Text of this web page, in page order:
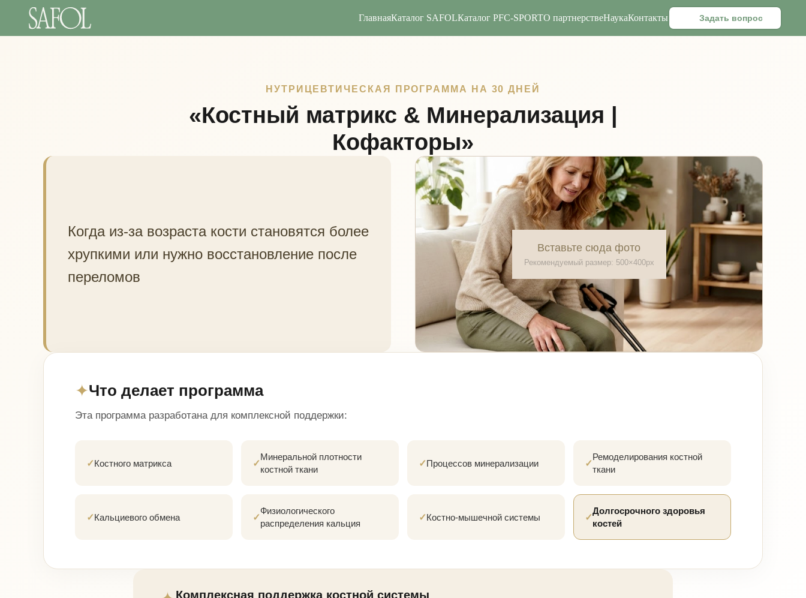
ГлавнаяКаталог SAFOLКаталог PFC-SPORTО партнерствеНаукаКонтакты Задать вопрос
НУТРИЦЕВТИЧЕСКАЯ ПРОГРАММА НА 30 ДНЕЙ
«Костный матрикс & Минерализация |
Кофакторы»
Когда из-за возраста кости становятся более
хрупкими или нужно восстановление после
переломов
Вставьте сюда фото
Рекомендуемый размер: 500×400px
✦Что делает программа
Эта программа разработана для комплексной поддержки:
✓Костного матрикса ✓
Минеральной плотности
костной ткани
✓Процессов минерализации ✓
Ремоделирования костной
ткани
✓Кальциевого обмена ✓
Физиологического
распределения кальция
✓Костно-мышечной системы ✓
Долгосрочного здоровья
костей
Комплексная поддержка костной системы